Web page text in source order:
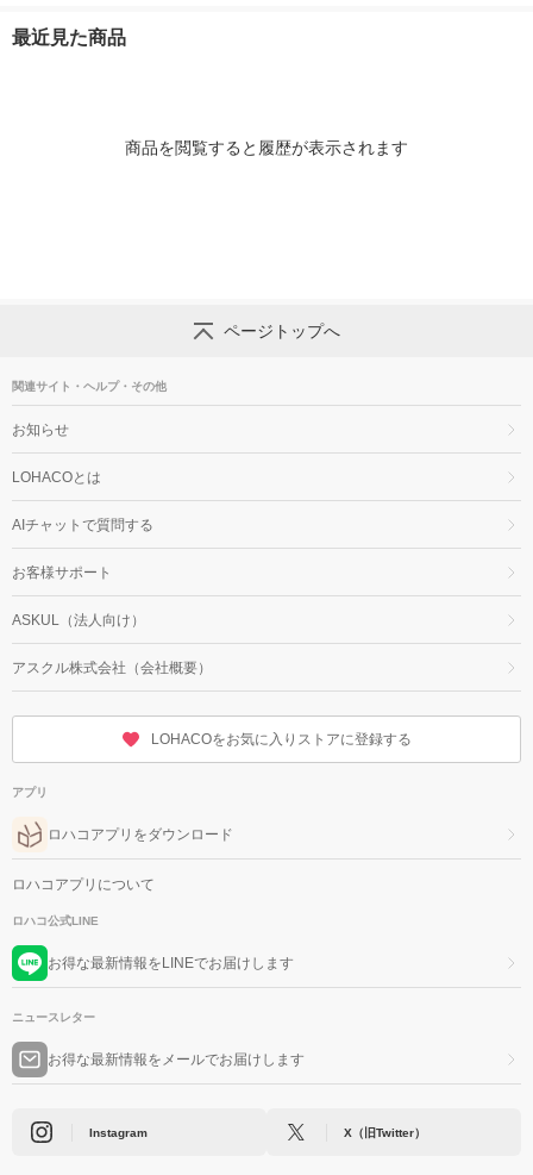
最近見た商品
商品を閲覧すると履歴が表示されます
ページトップへ
関連サイト・ヘルプ・その他
お知らせ
LOHACOとは
AIチャットで質問する
お客様サポート
ASKUL（法人向け）
アスクル株式会社（会社概要）
LOHACOをお気に入りストアに登録する
アプリ
ロハコアプリをダウンロード
ロハコアプリについて
ロハコ公式LINE
お得な最新情報をLINEでお届けします
ニュースレター
お得な最新情報をメールでお届けします
Instagram X（旧Twitter）